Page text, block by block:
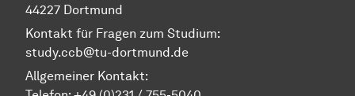
44227 Dortmund
Kontakt für Fragen zum Studium:
study.ccb@tu-dortmund.de
Allgemeiner Kontakt: